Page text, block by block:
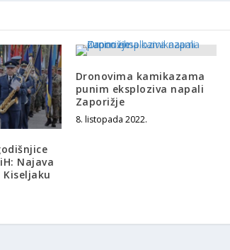
Najava
Dronovima kamikazama
punim eksploziva napali
Zaporižje
8. listopada 2022.